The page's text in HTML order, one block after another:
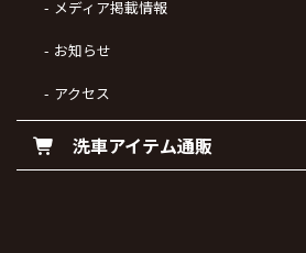
メディア掲載情報
お知らせ
アクセス
洗車アイテム通販